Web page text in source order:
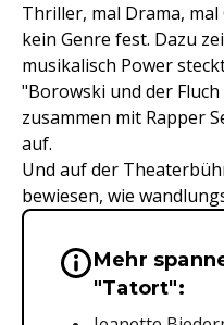
Thriller, mal Drama,
kein Genre fest. Dazu
musikalisch Power
"Borowski und der
zusammen mit Rapper
auf.
Und auf der
bewiesen, wie
Wichtige
Mehr
"Tatort":